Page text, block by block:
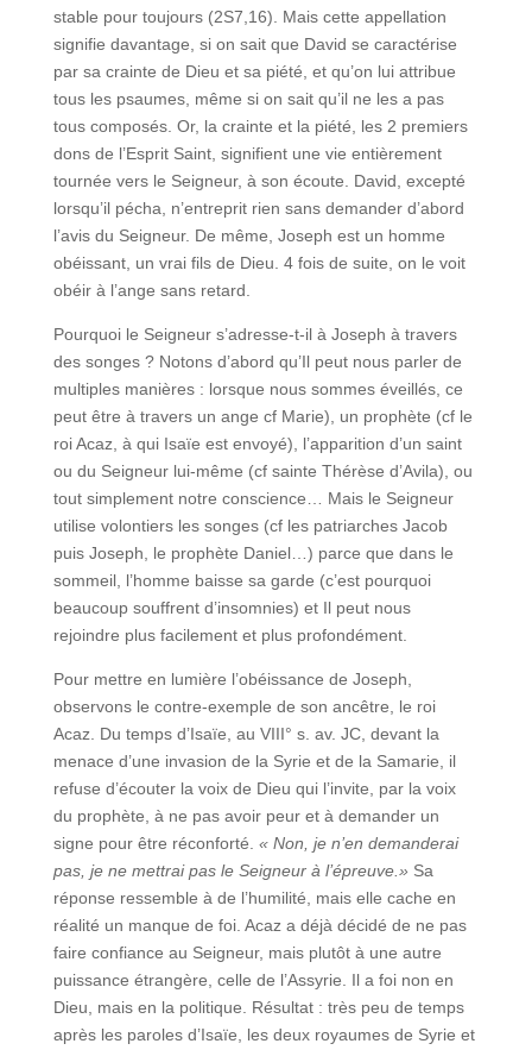
stable pour toujours (2S7,16). Mais cette appellation
signifie davantage, si on sait que David se caractérise
par sa crainte de Dieu et sa piété, et qu’on lui attribue
tous les psaumes, même si on sait qu’il ne les a pas
tous composés. Or, la crainte et la piété, les 2 premiers
dons de l’Esprit Saint, signifient une vie entièrement
tournée vers le Seigneur, à son écoute. David, excepté
lorsqu’il pécha, n’entreprit rien sans demander d’abord
l’avis du Seigneur. De même, Joseph est un homme
obéissant, un vrai fils de Dieu. 4 fois de suite, on le voit
obéir à l’ange sans retard.
Pourquoi le Seigneur s’adresse-t-il à Joseph à travers
des songes ? Notons d’abord qu’Il peut nous parler de
multiples manières : lorsque nous sommes éveillés, ce
peut être à travers un ange cf Marie), un prophète (cf le
roi Acaz, à qui Isaïe est envoyé), l’apparition d’un saint
ou du Seigneur lui-même (cf sainte Thérèse d’Avila), ou
tout simplement notre conscience… Mais le Seigneur
utilise volontiers les songes (cf les patriarches Jacob
puis Joseph, le prophète Daniel…) parce que dans le
sommeil, l’homme baisse sa garde (c’est pourquoi
beaucoup souffrent d’insomnies) et Il peut nous
rejoindre plus facilement et plus profondément.
Pour mettre en lumière l’obéissance de Joseph,
observons le contre-exemple de son ancêtre, le roi
Acaz. Du temps d’Isaïe, au VIII° s. av. JC, devant la
menace d’une invasion de la Syrie et de la Samarie, il
refuse d’écouter la voix de Dieu qui l’invite, par la voix
du prophète, à ne pas avoir peur et à demander un
signe pour être réconforté. « Non, je n’en demanderai
pas, je ne mettrai pas le Seigneur à l’épreuve.» Sa
réponse ressemble à de l’humilité, mais elle cache en
réalité un manque de foi. Acaz a déjà décidé de ne pas
faire confiance au Seigneur, mais plutôt à une autre
puissance étrangère, celle de l’Assyrie. Il a foi non en
Dieu, mais en la politique. Résultat : très peu de temps
après les paroles d’Isaïe, les deux royaumes de Syrie et